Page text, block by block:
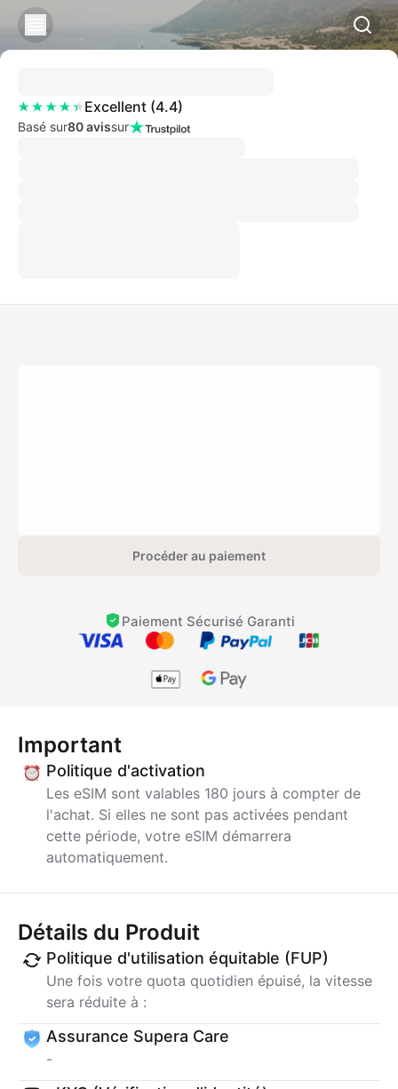
Excellent (4.4)
Basé sur80 avissur
Procéder au paiement
Paiement Sécurisé Garanti
Important
Politique d'activation
Les eSIM sont valables 180 jours à compter de
l'achat. Si elles ne sont pas activées pendant
cette période, votre eSIM démarrera
automatiquement.
Détails du Produit
Politique d'utilisation équitable (FUP)
Une fois votre quota quotidien épuisé, la vitesse
sera réduite à :
Assurance Supera Care
-